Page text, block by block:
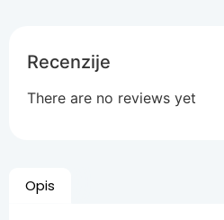
Opis
Recenzije
There are no reviews yet